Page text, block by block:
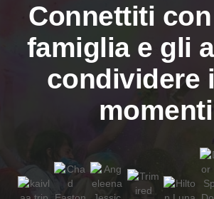
Connettiti
famiglia e gli
condividere